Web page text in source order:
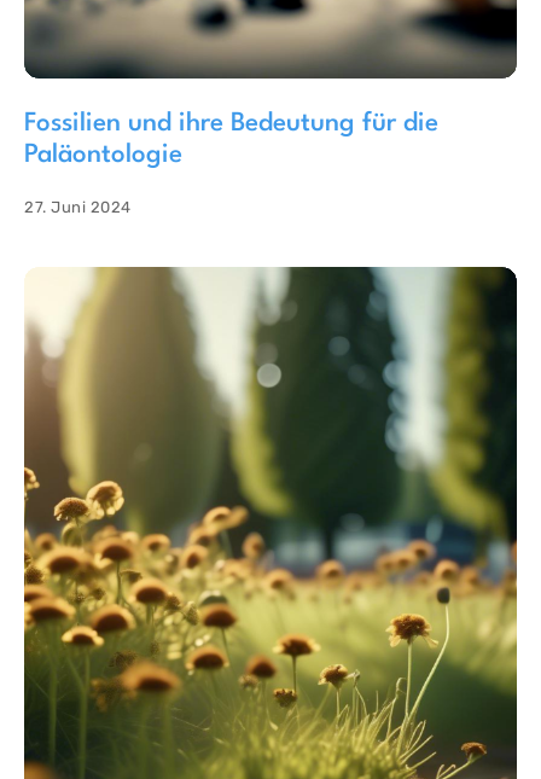
Fossilien und ihre Bedeutung für die
Paläontologie
27. Juni 2024